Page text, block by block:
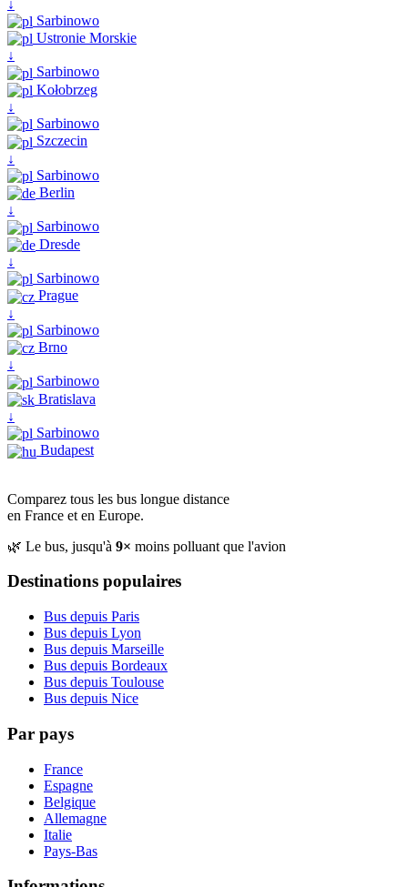
↓
Sarbinowo
Ustronie Morskie
↓
Sarbinowo
Kołobrzeg
↓
Sarbinowo
Szczecin
↓
Sarbinowo
Berlin
↓
Sarbinowo
Dresde
↓
Sarbinowo
Prague
↓
Sarbinowo
Brno
↓
Sarbinowo
Bratislava
↓
Sarbinowo
Budapest
Comparez tous les bus longue distance
en France et en Europe.
🌿 Le bus, jusqu'à 9× moins polluant que l'avion
Destinations populaires
Bus depuis Paris
Bus depuis Lyon
Bus depuis Marseille
Bus depuis Bordeaux
Bus depuis Toulouse
Bus depuis Nice
Par pays
France
Espagne
Belgique
Allemagne
Italie
Pays-Bas